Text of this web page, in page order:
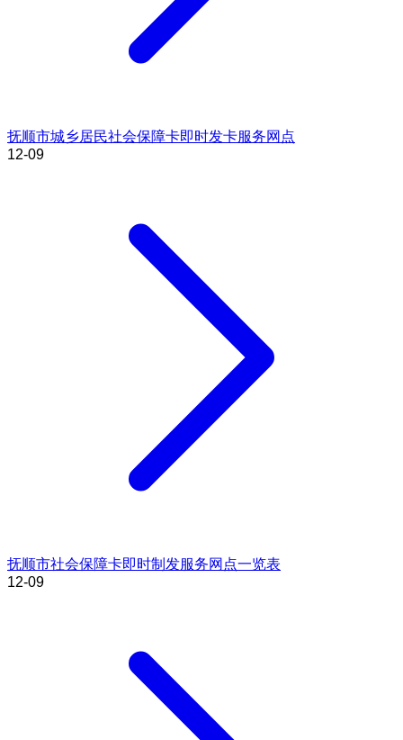
抚顺市城乡居民社会保障卡即时发卡服务网点
12-09
抚顺市社会保障卡即时制发服务网点一览表
12-09